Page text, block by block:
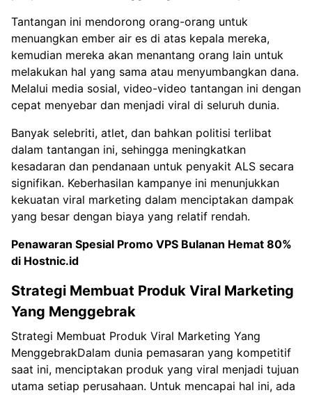
Tantangan ini mendorong orang-orang untuk
menuangkan ember air es di atas kepala mereka,
kemudian mereka akan menantang orang lain untuk
melakukan hal yang sama atau menyumbangkan dana.
Melalui media sosial, video-video tantangan ini dengan
cepat menyebar dan menjadi viral di seluruh dunia.
Banyak selebriti, atlet, dan bahkan politisi terlibat
dalam tantangan ini, sehingga meningkatkan
kesadaran dan pendanaan untuk penyakit ALS secara
signifikan. Keberhasilan kampanye ini menunjukkan
kekuatan viral marketing dalam menciptakan dampak
yang besar dengan biaya yang relatif rendah.
Penawaran Spesial Promo VPS Bulanan Hemat 80%
di Hostnic.id
Strategi Membuat Produk Viral Marketing
Yang Menggebrak
Strategi Membuat Produk Viral Marketing Yang
MenggebrakDalam dunia pemasaran yang kompetitif
saat ini, menciptakan produk yang viral menjadi tujuan
utama setiap perusahaan. Untuk mencapai hal ini, ada